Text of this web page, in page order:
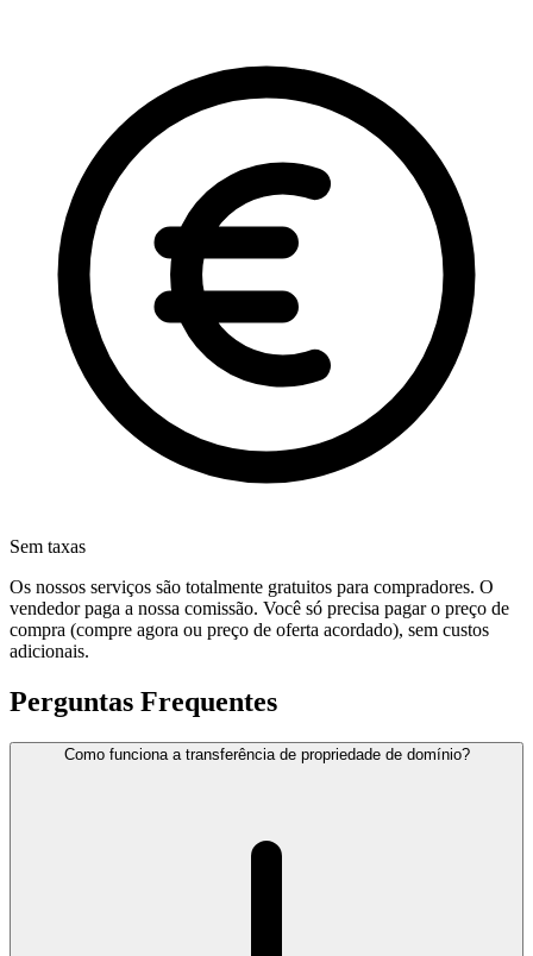
Sem taxas
Os nossos serviços são totalmente gratuitos para compradores. O
vendedor paga a nossa comissão. Você só precisa pagar o preço de
compra (compre agora ou preço de oferta acordado), sem custos
adicionais.
Perguntas Frequentes
Como funciona a transferência de propriedade de domínio?